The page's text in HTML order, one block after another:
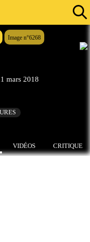
Image n°6268
mars 2018
VIDÉOS CRITIQUE